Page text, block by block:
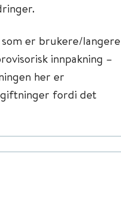
er brukere/langere
innpakning –
her er
fordi det